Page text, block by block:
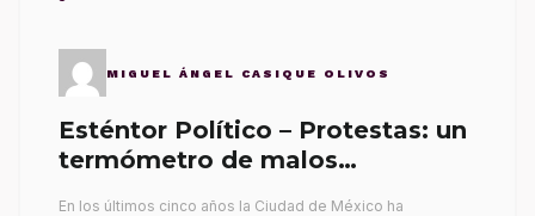
MIGUEL ÁNGEL CASIQUE OLIVOS
Esténtor Político – Protestas: un
termómetro de malos
En los últimos cinco años la Ciudad de México ha